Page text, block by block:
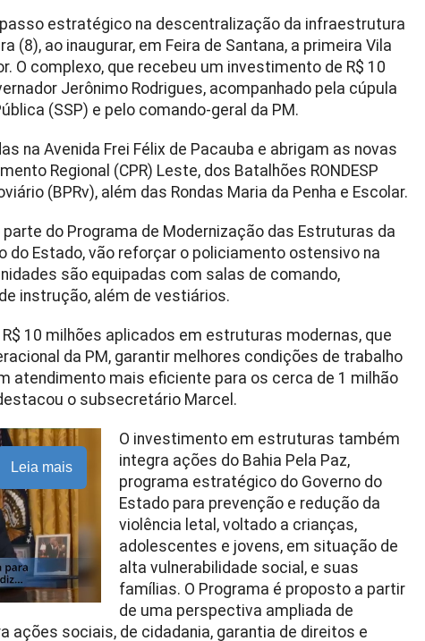
passo estratégico na descentralização da infraestrutura
(8), ao inaugurar, em Feira de Santana, a primeira Vila
O complexo, que recebeu um investimento de R$ 10
Jerônimo Rodrigues, acompanhado pela cúpula
(SSP) e pelo comando-geral da PM.
na Avenida Frei Félix de Pacauba e abrigam as novas
Regional (CPR) Leste, dos Batalhões RONDESP
(BPRv), além das Rondas Maria da Penha e Escolar.
do Programa de Modernização das Estruturas da
do Estado, vão reforçar o policiamento ostensivo na
são equipadas com salas de comando,
instrução, além de vestiários.
10 milhões aplicados em estruturas modernas, que
da PM, garantir melhores condições de trabalho
atendimento mais eficiente para os cerca de 1 milhão
o subsecretário Marcel.
Leia mais
O investimento em estruturas também
integra ações do Bahia Pela Paz,
programa estratégico do Governo do
Estado para prevenção e redução da
violência letal, voltado a crianças,
adolescentes e jovens, em situação de
alta vulnerabilidade social, e suas
famílias. O Programa é proposto a partir
de uma perspectiva ampliada de
ações sociais, de cidadania, garantia de direitos e